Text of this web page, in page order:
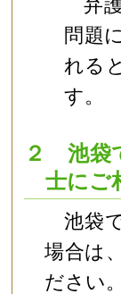
問題
れる
す。
２ 池袋
士にご
池袋
場合は
ださい。